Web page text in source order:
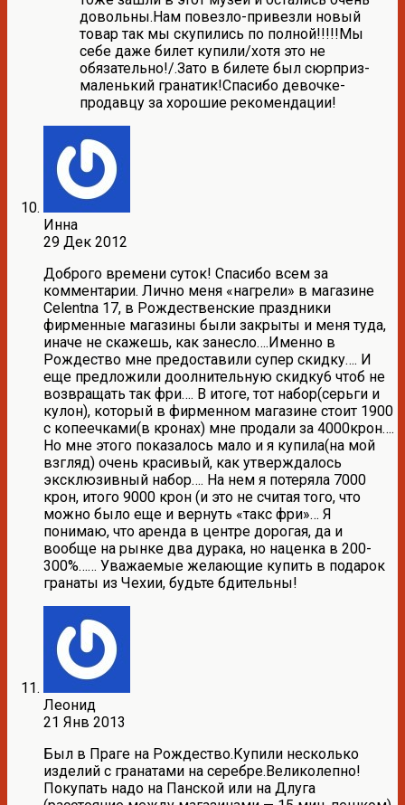
довольны.Нам повезло-привезли новый
товар так мы скупились по полной!!!!!Мы
себе даже билет купили/хотя это не
обязательно!/.Зато в билете был сюрприз-
маленький гранатик!Спасибо девочке-
продавцу за хорошие рекомендации!
Инна
29 Дек 2012
Доброго времени суток! Спасибо всем за
комментарии. Лично меня «нагрели» в магазине
Celentna 17, в Рождественские праздники
фирменные магазины были закрыты и меня туда,
иначе не скажешь, как занесло….Именно в
Рождество мне предоставили супер скидку…. И
еще предложили доолнительную скидку6 чтоб не
возвращать так фри…. В итоге, тот набор(серьги и
кулон), который в фирменном магазине стоит 1900
с копеечками(в кронах) мне продали за 4000крон….
Но мне этого показалось мало и я купила(на мой
взгляд) очень красивый, как утверждалось
эксклюзивный набор…. На нем я потеряла 7000
крон, итого 9000 крон (и это не считая того, что
можно было еще и вернуть «такс фри»… Я
понимаю, что аренда в центре дорогая, да и
вообще на рынке два дурака, но наценка в 200-
300%…… Уважаемые желающие купить в подарок
гранаты из Чехии, будьте бдительны!
Леонид
21 Янв 2013
Был в Праге на Рождество.Купили несколько
изделий с гранатами на серебре.Великолепно!
Покупать надо на Панской или на Длуга